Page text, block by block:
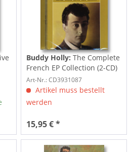
Buddy Holly:The Complete
French EP Collection (2-CD)
Art-Nr.: CD3931087
Artikel muss bestellt
werden
15,95 € *